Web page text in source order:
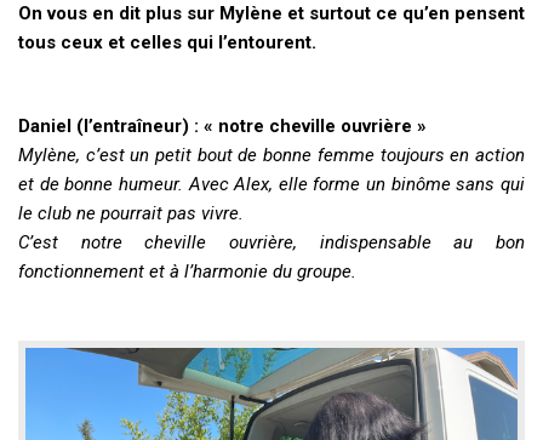
On vous en dit plus sur Mylène et surtout ce qu’en pensent
tous ceux et celles qui l’entourent.
Daniel (l’entraîneur) : « notre cheville ouvrière »
Mylène, c’est un petit bout de bonne femme toujours en action
et de bonne humeur. Avec Alex, elle forme un binôme sans qui
le club ne pourrait pas vivre.
C’est notre cheville ouvrière, indispensable au bon
fonctionnement et à l’harmonie du groupe.